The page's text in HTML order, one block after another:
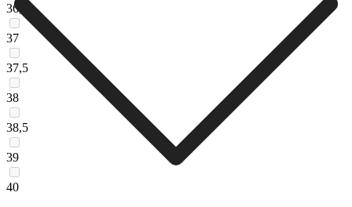
36,5
37
37,5
38
38,5
39
40